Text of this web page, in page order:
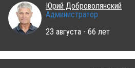
Юрий Доброволянский
Администратор
23 августа - 66 лет